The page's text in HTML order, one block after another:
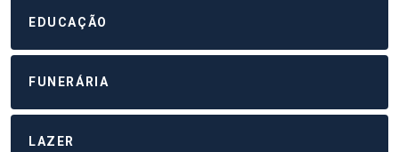
EDUCAÇÃO
FUNERÁRIA
LAZER